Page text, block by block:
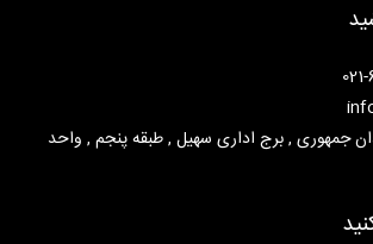
جمهوری , برج اداری سهیل , طبقه پنجم , واحد